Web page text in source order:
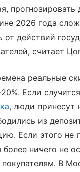
2026 года
от действий
считает
реальные
Если
, люди принесут
из
Если этого
ничего не
В